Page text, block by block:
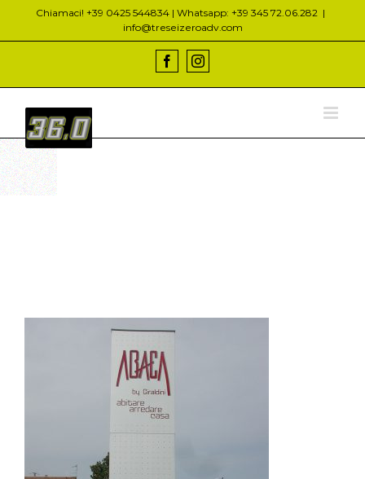
contenuto
Chiamaci! +39 0425 544834 | Whatsapp: +39 345 72.06.282 |
info@treseizeroadv.com
FacebookInstagram